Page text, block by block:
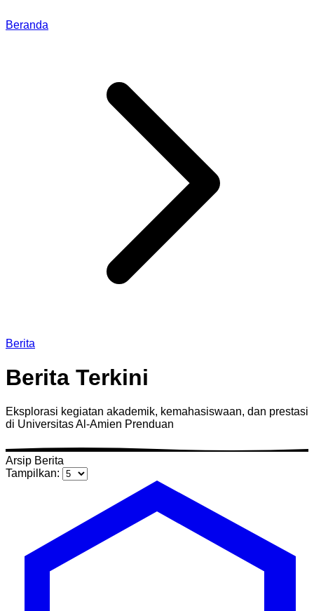
Beranda
Berita
Berita Terkini
Eksplorasi kegiatan akademik, kemahasiswaan, dan prestasi
di Universitas Al-Amien Prenduan
Arsip Berita
Tampilkan: